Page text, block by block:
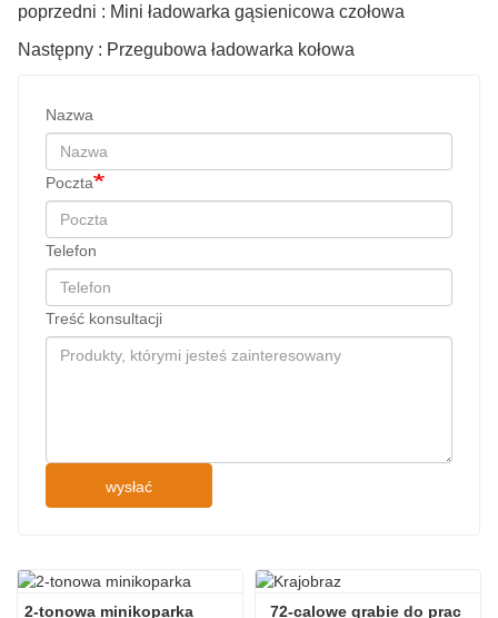
poprzedni : Mini ładowarka gąsienicowa czołowa
Następny : Przegubowa ładowarka kołowa
Nazwa
Poczta
Telefon
Treść konsultacji
wysłać
2-tonowa minikoparka
72-calowe grabie do prac